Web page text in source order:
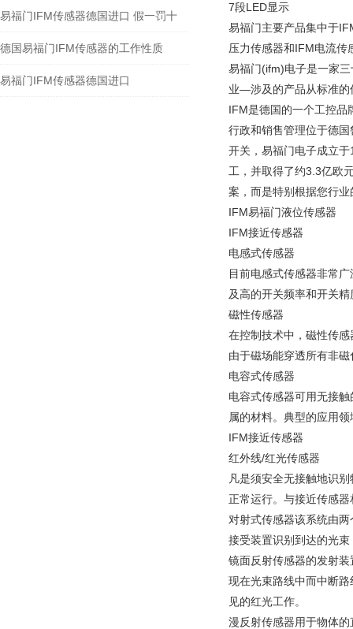
易福门IFM传感器德国进口 假一罚十
德国易福门IFM传感器的工作性质
易福门IFM传感器德国进口
7段LED显示
易福门主要产品集中于
压力传感器和IFM电流传
易福门(ifm)电子是一家
业—涉及的产品从标准的
IFM是德国的一个工控品
行政和销售管理位于德
开关，易福门电子成立
工，并取得了约3.3亿欧
案，而是特别根据您行
IFM易福门液位传感器
IFM接近传感器
电感式传感器
目前电感式传感器非常
及高的开关频率和开关
磁性传感器
在控制技术中，磁性传
由于磁场能穿透所有非
电容式传感器
电容式传感器可用无接
属的材料。典型的应用
IFM接近传感器
红外线/红光传感器
凡是须安全无接触地识
正常运行。与接近传感
对射式传感器该系统由
接受装置识别到达的光
镜面反射传感器的发射
现在光束路线中而中断
见的红光工作。
漫反射传感器用于物体